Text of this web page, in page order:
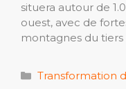
situera autour de
ouest, avec de
montagnes du tiers
Catégories
Transformation